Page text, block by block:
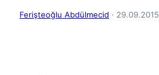
Ferişteoğlu Abdülmecid · 29.09.2015